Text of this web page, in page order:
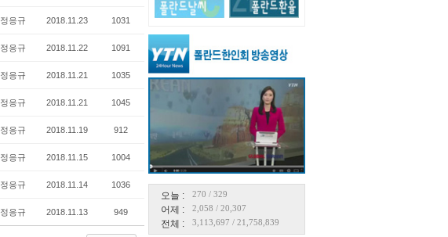
오늘 : 270 / 329
어제 : 2,058 / 20,307
전체 : 3,113,697 / 21,758,839
정응규 2018.11.23 1031
정응규 2018.11.22 1091
정응규 2018.11.21 1035
정응규 2018.11.21 1045
정응규 2018.11.19 912
정응규 2018.11.15 1004
정응규 2018.11.14 1036
정응규 2018.11.13 949